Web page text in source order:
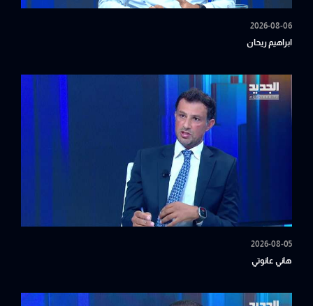
2026-08-06
ابراهيم ريحان
2026-08-05
هاني عانوتي